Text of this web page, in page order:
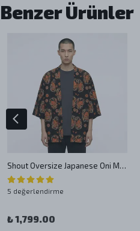
Benzer Ürünler
Shout Oversize Japanese Oni Mask Unisex Black Kimono
5 değerlendirme
₺ 1,799.00